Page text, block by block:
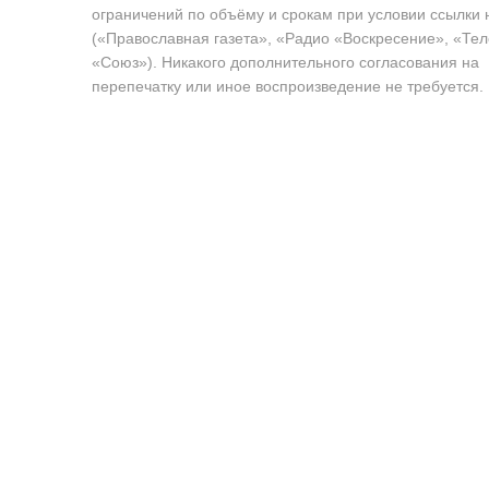
ограничений по объёму и срокам при условии ссылки
(«Православная газета», «Радио «Воскресение»,
«Союз»). Никакого дополнительного согласования на
перепечатку или иное воспроизведение не требуется.